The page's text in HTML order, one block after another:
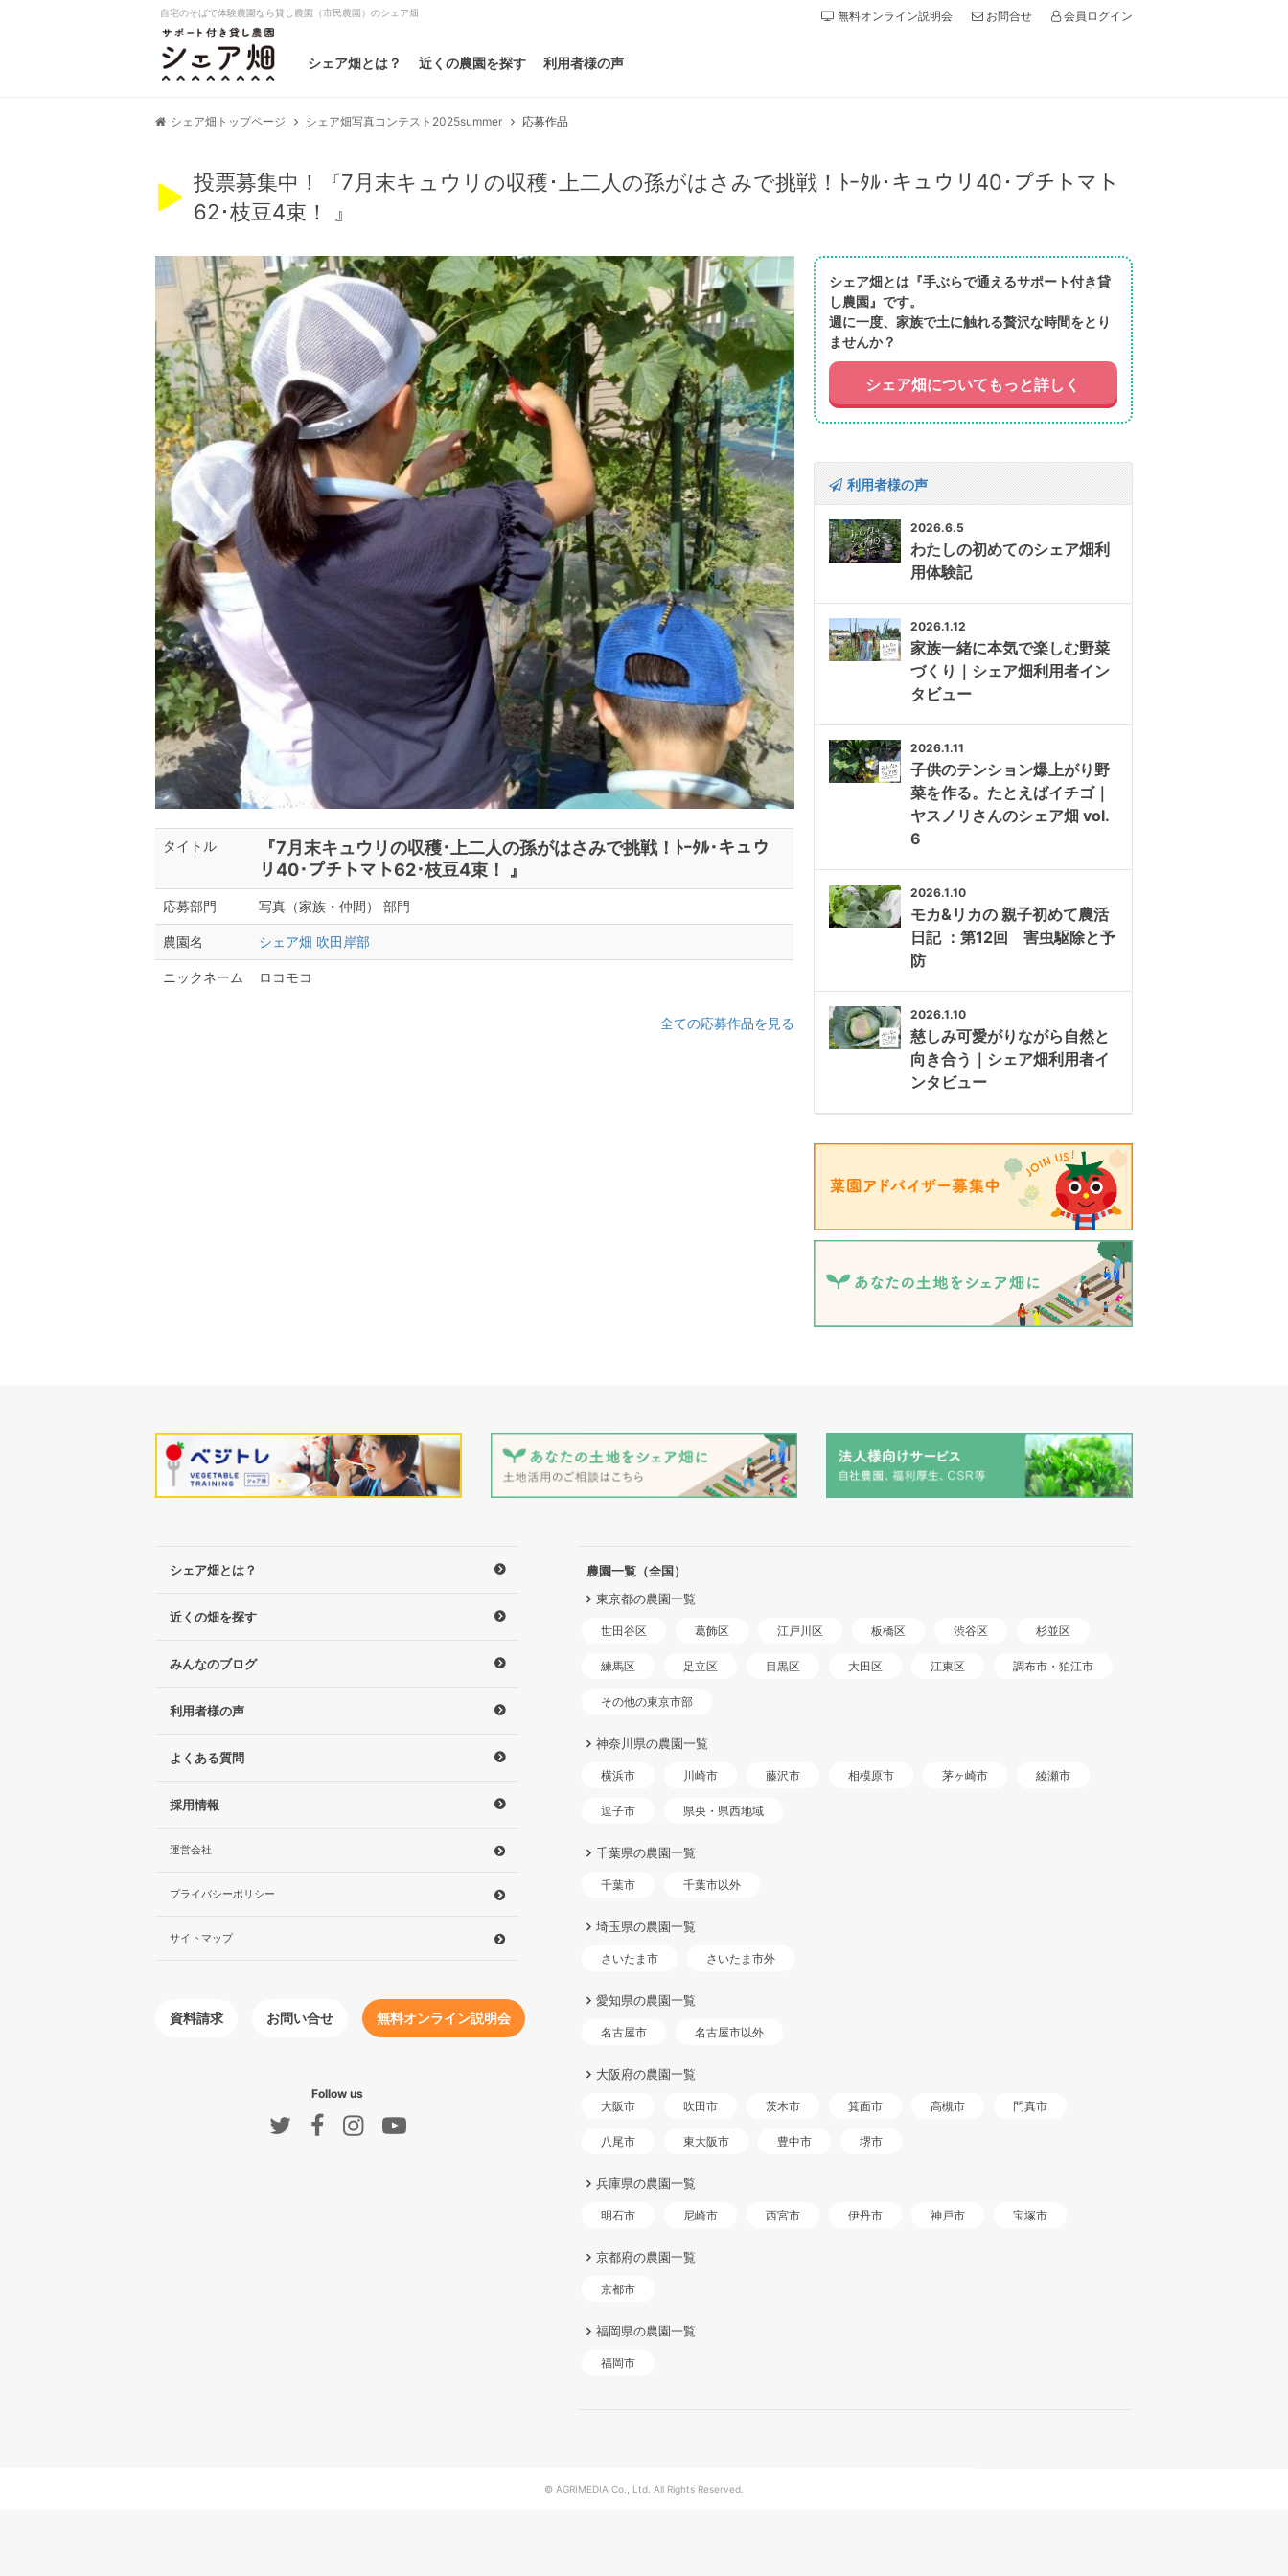
自宅のそばで体験農園なら貸し農園（市民農園）のシェア畑
シェア畑とは？ 近くの農園を探す 利用者様の声
無料オンライン説明会 お問合せ 会員ログイン
シェア畑トップページ シェア畑写真コンテスト2025summer 応募作品
投票募集中！『7月末キュウリの収穫･上二人の孫がはさみで挑戦！ﾄｰﾀﾙ･キュウリ40･プチトマト
62･枝豆4束！ 』
タイトル 『7月末キュウリの収穫･上二人の孫がはさみで挑戦！ﾄｰﾀﾙ･キュウ
リ40･プチトマト62･枝豆4束！ 』
応募部門 写真（家族・仲間） 部門
農園名 シェア畑 吹田岸部
ニックネーム ロコモコ
全ての応募作品を見る
シェア畑とは『手ぶらで通えるサポート付き貸
し農園』です。
週に一度、家族で土に触れる贅沢な時間をとり
ませんか？
シェア畑についてもっと詳しく
利用者様の声
2026.6.5
わたしの初めてのシェア畑利
用体験記
2026.1.12
家族一緒に本気で楽しむ野菜
づくり｜シェア畑利用者イン
タビュー
2026.1.11
子供のテンション爆上がり野
菜を作る。たとえばイチゴ｜
ヤスノリさんのシェア畑 vol.
6
2026.1.10
モカ&リカの 親子初めて農活
日記 ：第12回 害虫駆除と予
防
2026.1.10
慈しみ可愛がりながら自然と
向き合う｜シェア畑利用者イ
ンタビュー
シェア畑とは？
近くの畑を探す
みんなのブログ
利用者様の声
よくある質問
採用情報
運営会社
プライバシーポリシー
サイトマップ
資料請求 お問い合せ 無料オンライン説明会
Follow us
農園一覧（全国）
東京都の農園一覧
世田谷区 葛飾区 江戸川区 板橋区 渋谷区 杉並区
練馬区 足立区 目黒区 大田区 江東区 調布市・狛江市
その他の東京市部
神奈川県の農園一覧
横浜市 川崎市 藤沢市 相模原市 茅ヶ崎市 綾瀬市
逗子市 県央・県西地域
千葉県の農園一覧
千葉市 千葉市以外
埼玉県の農園一覧
さいたま市 さいたま市外
愛知県の農園一覧
名古屋市 名古屋市以外
大阪府の農園一覧
大阪市 吹田市 茨木市 箕面市 高槻市 門真市
八尾市 東大阪市 豊中市 堺市
兵庫県の農園一覧
明石市 尼崎市 西宮市 伊丹市 神戸市 宝塚市
京都府の農園一覧
京都市
福岡県の農園一覧
福岡市
© AGRIMEDIA Co., Ltd. All Rights Reserved.